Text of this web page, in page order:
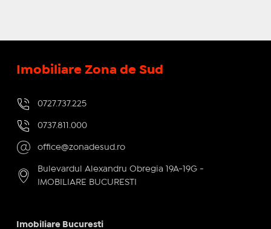
Imobiliare Zona de Sud
0727.737.225
0737.811.000
office@zonadesud.ro
Bulevardul Alexandru Obregia 19A-19G -
IMOBILIARE BUCURESTI
Imobiliare Bucuresti